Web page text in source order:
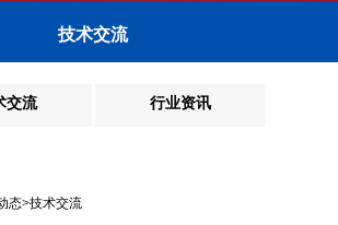
技术交流
交流 行业资讯
态>技术交流